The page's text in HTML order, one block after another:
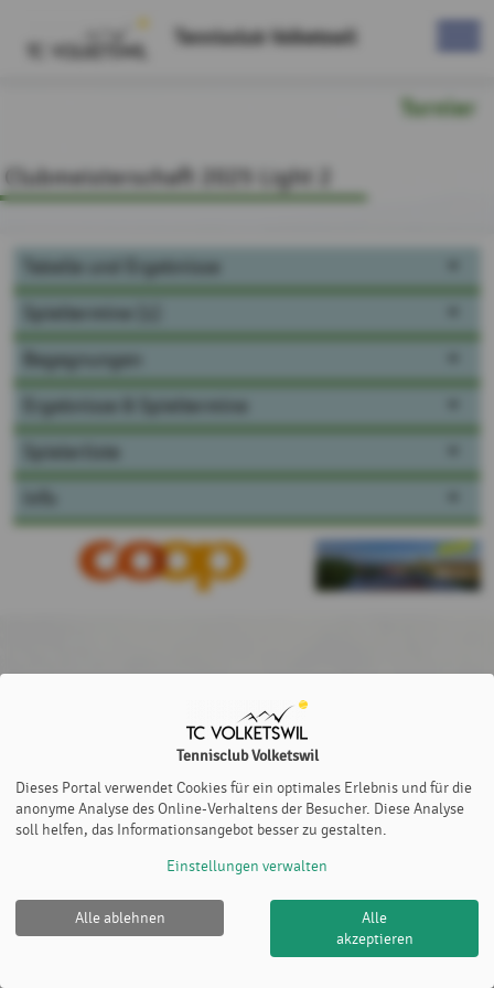
Tennisclub Volketswil
Turnier
Clubmeisterschaft 2025 Light 2
Tabelle und Ergebnisse
Spieltermine (1)
Begegnungen
Ergebnisse & Spieltermine
Spielerliste
Tennisclub Volketswil |
Datenschutz- und
Cookie Policy
Tennisclub Volketswil
Dieses Portal verwendet Cookies für ein optimales Erlebnis und für die
anonyme Analyse des Online-Verhaltens der Besucher. Diese Analyse
soll helfen, das Informationsangebot besser zu gestalten.
Einstellungen verwalten
Alle ablehnen
Alle
akzeptieren